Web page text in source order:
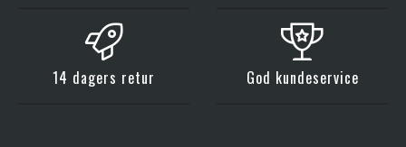
14 dagers retur God kundeservice